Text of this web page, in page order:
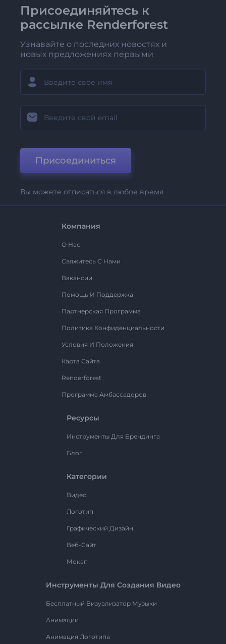
Присоединяйтесь к
рассылке Renderforest
Узнавайте о последних новостях и
новых предложениях первыми
Присоединиться
Вы можете отписаться в любое время
Компания
О Нас
Свяжитесь С Нами
Вакансии
Помощь И Поддержка
Партнерская Программа
Политика Конфиденциальности
Условия И Положения
Карта Сайта
Renderforest
Программа Амбассадоров
Ресурсы
Инструменты Для Брендинга
Блог
Категории
Видео
Логотип
Графический Дизайн
Веб-Сайт
Мокап
Инструменты Для Создания Видео
Бесплатный Визуализатор Музыки
Анимации
Анимация Логотипа